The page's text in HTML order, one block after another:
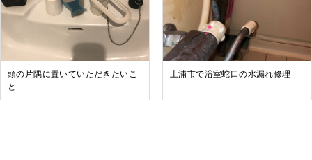
頭の片隅に置いていただきたいこ
と
土浦市で浴室蛇口の水漏れ修理